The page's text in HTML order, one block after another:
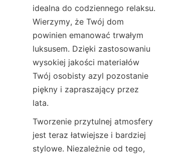
idealna do codziennego relaksu.
Wierzymy, że Twój dom
powinien emanować trwałym
luksusem. Dzięki zastosowaniu
wysokiej jakości materiałów
Twój osobisty azyl pozostanie
piękny i zapraszający przez
lata.
Tworzenie przytulnej atmosfery
jest teraz łatwiejsze i bardziej
stylowe. Niezależnie od tego,